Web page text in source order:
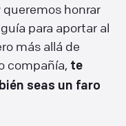
queremos honrar
para aportar al
más allá de
compañía, te
seas un faro